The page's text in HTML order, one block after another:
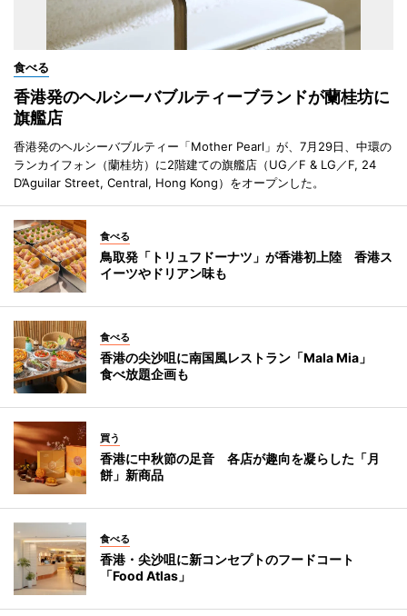
食べる
香港発のヘルシーバブルティーブランドが蘭桂坊に
旗艦店
香港発のヘルシーバブルティー「Mother Pearl」が、7月29日、中環の
ランカイフォン（蘭桂坊）に2階建ての旗艦店（UG／F & LG／F, 24
D’Aguilar Street, Central, Hong Kong）をオープンした。
食べる
鳥取発「トリュフドーナツ」が香港初上陸 香港ス
イーツやドリアン味も
食べる
香港の尖沙咀に南国風レストラン「Mala Mia」
食べ放題企画も
買う
香港に中秋節の足音 各店が趣向を凝らした「月
餅」新商品
食べる
香港・尖沙咀に新コンセプトのフードコート
「Food Atlas」